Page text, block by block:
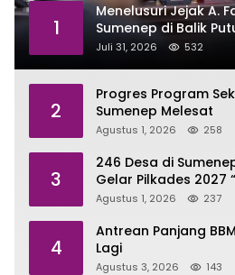
1
Menelusuri Jejak A.
Sumenep di Balik
Anggaran MBG
Juli 31, 2026 532
2
Progres Program
Sumenep Melesat
Agustus 1, 2026 258
3
246 Desa di
Gelar Pilkades 2027
Agustus 1, 2026 237
4
Antrean Panjang
Lagi
Agustus 3, 2026 143